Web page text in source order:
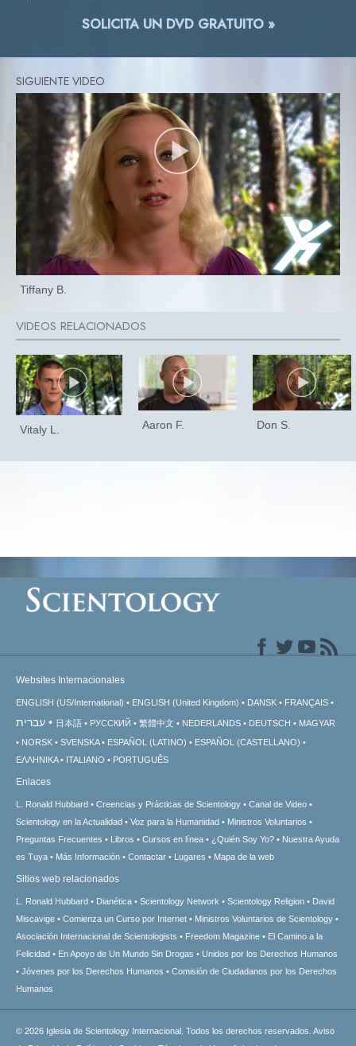
SOLICITA UN DVD GRATUITO »
Tiffany B.
Vitaly L. Aaron F. Don S.
Websites Internacionales
ENGLISH (US/International) ENGLISH (United Kingdom) DANSK FRANÇAIS
עברית 日本語 РУССКИЙ 繁體中文 NEDERLANDS DEUTSCH
MAGYAR
NORSK
SVENSKA ESPAÑOL (LATINO)
ESPAÑOL (CASTELLANO)
ΕΛΛΗΝΙΚA
ITALIANO PORTUGUÊS
Enlaces
L. Ronald Hubbard Creencias y Prácticas de Scientology
Canal de Video
Scientology en la Actualidad
Voz para la Humanidad
Ministros Voluntarios
Preguntas Frecuentes
Libros Cursos en línea ¿Quién Soy Yo?
Nuestra Ayuda
es Tuya
Más Información Contactar Lugares Mapa de la web
Sitios web relacionados
L. Ronald Hubbard Dianética Scientology Network Scientology Religion
David
Miscavige
Comienza un Curso por Internet
Ministros Voluntarios de Scientology
Asociación Internacional de Scientologists
Freedom Magazine
El Camino a la
Felicidad
En Apoyo de Un Mundo Sin Drogas
Unidos por los Derechos Humanos
Jóvenes por los Derechos Humanos
Comisión de Ciudadanos por los Derechos
Humanos
© 2026 Iglesia de Scientology Internacional. Todos los derechos reservados. Aviso